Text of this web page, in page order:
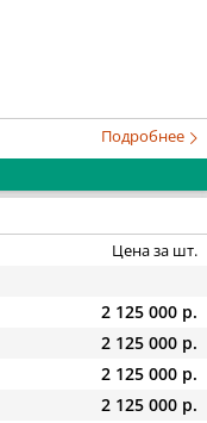
Подробнее
Цена за шт.
2 125 000 р.
2 125 000 р.
2 125 000 р.
2 125 000 р.